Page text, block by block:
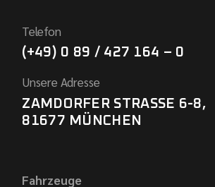
Telefon
(+49) 0 89 / 427 164 – 0
Unsere Adresse
ZAMDORFER STRASSE 6-8,
81677 MÜNCHEN
Fahrzeuge